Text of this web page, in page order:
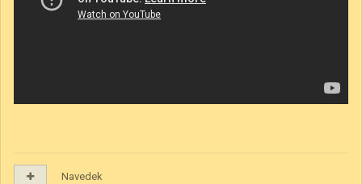
Navedek